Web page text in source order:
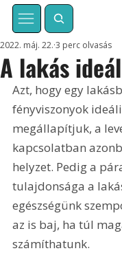
A lakás
2022. máj. 22. 3 perc olvasás
Azt, hogy egy
fényviszonyok
megállapítjuk, a
kapcsolatban
helyzet. Pedig a
tulajdonsága a
egészségünk
az is baj, ha túl
számíthatunk.